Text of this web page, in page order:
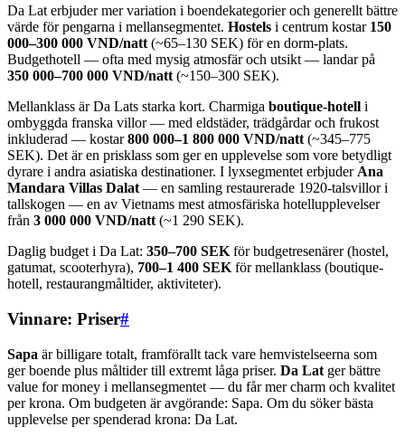
Da Lat erbjuder mer variation i boendekategorier och generellt bättre
värde för pengarna i mellansegmentet. Hostels i centrum kostar 150
000–300 000 VND/natt (~65–130 SEK) för en dorm-plats.
Budgethotell — ofta med mysig atmosfär och utsikt — landar på
350 000–700 000 VND/natt (~150–300 SEK).
Mellanklass är Da Lats starka kort. Charmiga boutique-hotell i
ombyggda franska villor — med eldstäder, trädgårdar och frukost
inkluderad — kostar800 000–1 800 000 VND/natt (~345–775
SEK). Det är en prisklass som ger en upplevelse som vore betydligt
dyrare i andra asiatiska destinationer. I lyxsegmentet erbjuder Ana
Mandara Villas Dalat — en samling restaurerade 1920-talsvillor i
tallskogen — en av Vietnams mest atmosfäriska hotellupplevelser
från 3 000 000 VND/natt (~1 290 SEK).
Daglig budget i Da Lat: 350–700 SEK för budgetresenärer (hostel,
gatumat, scooterhyra), 700–1 400 SEK för mellanklass (boutique-
hotell, restaurangmåltider, aktiviteter).
Vinnare: Priser#
Sapa är billigare totalt, framförallt tack vare hemvistelseerna som
ger boende plus måltider till extremt låga priser. Da Lat ger bättre
value for money i mellansegmentet — du får mer charm och kvalitet
per krona. Om budgeten är avgörande: Sapa. Om du söker bästa
upplevelse per spenderad krona: Da Lat.